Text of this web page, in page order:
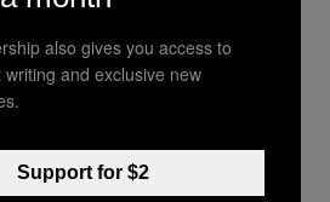
incident. Sterker nog,
waren er 13
afsteken van fakkels, tot
op het veld. Toen
Turpin
also gives you access to
and exclusive new
Support for $2